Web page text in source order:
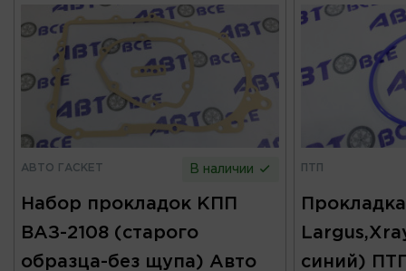
АВТО ГАСКЕТ В наличии
Набор прокладок КПП
ВАЗ-2108 (старого
образца-без щупа) Авто
синий)